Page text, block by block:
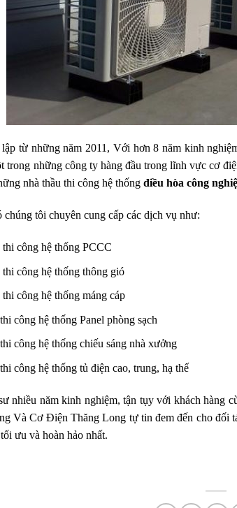
từ những năm 2011, Với hơn 8 năm kinh
trong những công ty hàng đầu trong lĩnh vực cơ
nhà thầu thi công hệ thống điều hòa công
chúng tôi chuyên cung cấp các dịch vụ như:
công hệ thống PCCC
công hệ thống thông gió
công hệ thống máng cáp
công hệ thống Panel phòng sạch
công hệ thống chiếu sáng nhà xưởng
công hệ thống tủ điện cao, trung, hạ thế
nhiều năm kinh nghiệm, tận tụy với khách hàng
Và Cơ Điện Thăng Long tự tin đem đến cho đối
tối ưu và hoàn hảo nhất.